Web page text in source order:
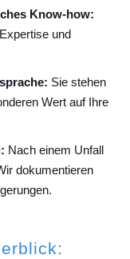
Know-how:
und
Sie stehen
Wert auf Ihre
Nach einem Unfall
dokumentieren